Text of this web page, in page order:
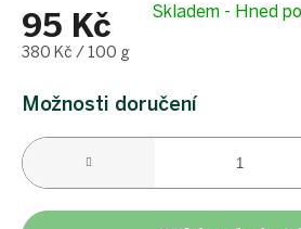
95 Kč
Měrná
380 Kč / 100 g
Skladem - Hned
Možnosti doručení